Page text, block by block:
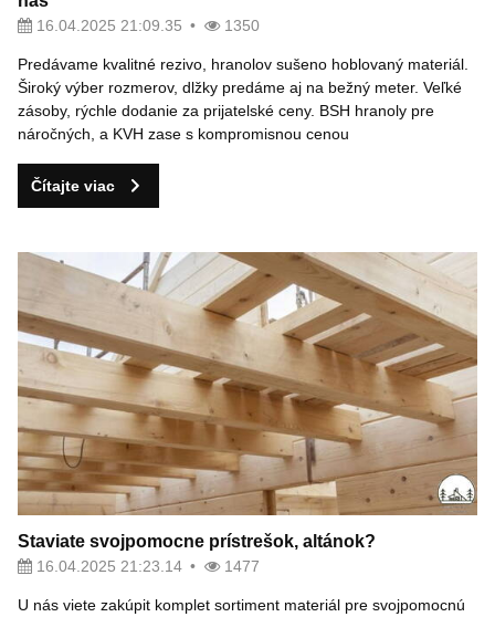
16.04.2025 21:09.35 1350
Predávame kvalitné rezivo, hranolov sušeno hoblovaný materiál.
Široký výber rozmerov, dlžky predáme aj na bežný meter. Veľké
zásoby, rýchle dodanie za prijatelské ceny. BSH hranoly pre
náročných, a KVH zase s kompromisnou cenou
Čítajte viac
Staviate svojpomocne prístrešok, altánok?
16.04.2025 21:23.14 1477
U nás viete zakúpit komplet sortiment materiál pre svojpomocnú